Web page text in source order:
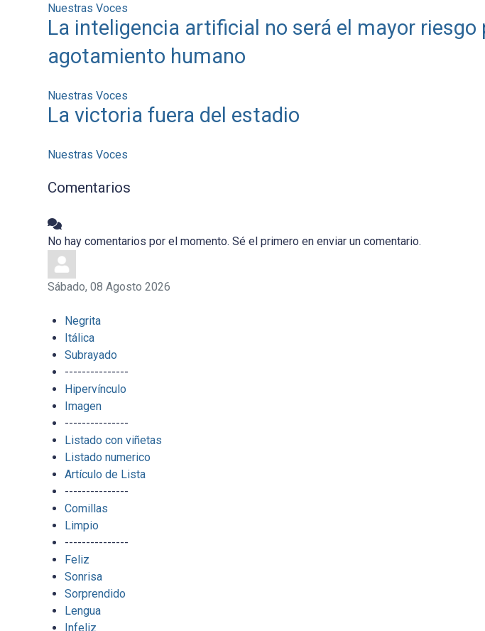
Nuestras Voces
La inteligencia artificial no será el mayor riesgo
agotamiento humano
Nuestras Voces
La victoria fuera del estadio
Nuestras Voces
Comentarios
No hay comentarios por el momento. Sé el primero en enviar un comentario.
Sábado, 08 Agosto 2026
Negrita
Itálica
Subrayado
---------------
Hipervínculo
Imagen
---------------
Listado con viñetas
Listado numerico
Artículo de Lista
---------------
Comillas
Limpio
---------------
Feliz
Sonrisa
Sorprendido
Lengua
Infeliz